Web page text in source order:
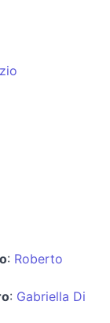
: Roberto
: Gabriella Di